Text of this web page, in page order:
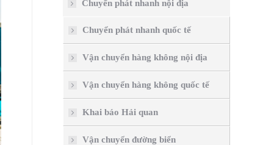
Chuyển phát nhanh nội địa
Chuyển phát nhanh quốc tế
Vận chuyển hàng không nội địa
Vận chuyển hàng không quốc tế
Khai báo Hải quan
Vận chuyển đường biển